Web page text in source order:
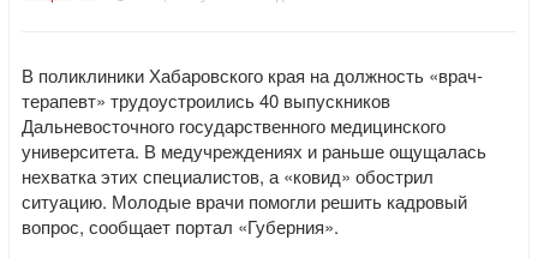
В поликлиники Хабаровского края на должность «врач-
терапевт» трудоустроились 40 выпускников
Дальневосточного государственного медицинского
университета. В медучреждениях и раньше ощущалась
нехватка этих специалистов, а «ковид» обострил
ситуацию. Молодые врачи помогли решить кадровый
вопрос, сообщает портал «Губерния».